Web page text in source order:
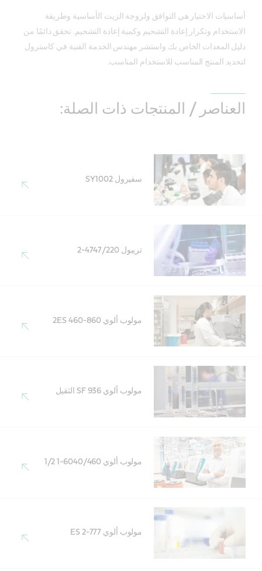
أساسيات الاختيار هي التوافق ولزوجة الزيت الأساسية وطريقة
الاستخدام وتكرار إعادة التشحيم وكمية إعادة التشحيم. تحقق دائمًا من
دليل المعدات الخاص بك واستشر مهندس الخدمة الفنية في كاسترول
لتحديد المنتج المناسب للاستخدام المناسب.
العناصر / المنتجات ذات الصلة:
سفيرول SY1002
تريبول 4747/220-2
مولوب ألوي 860-460 2ES
مولوب ألوي 936 SF الثقيل
مولوب ألوي 6040/460-1 1/2
مولوب ألوي 777-2 ES